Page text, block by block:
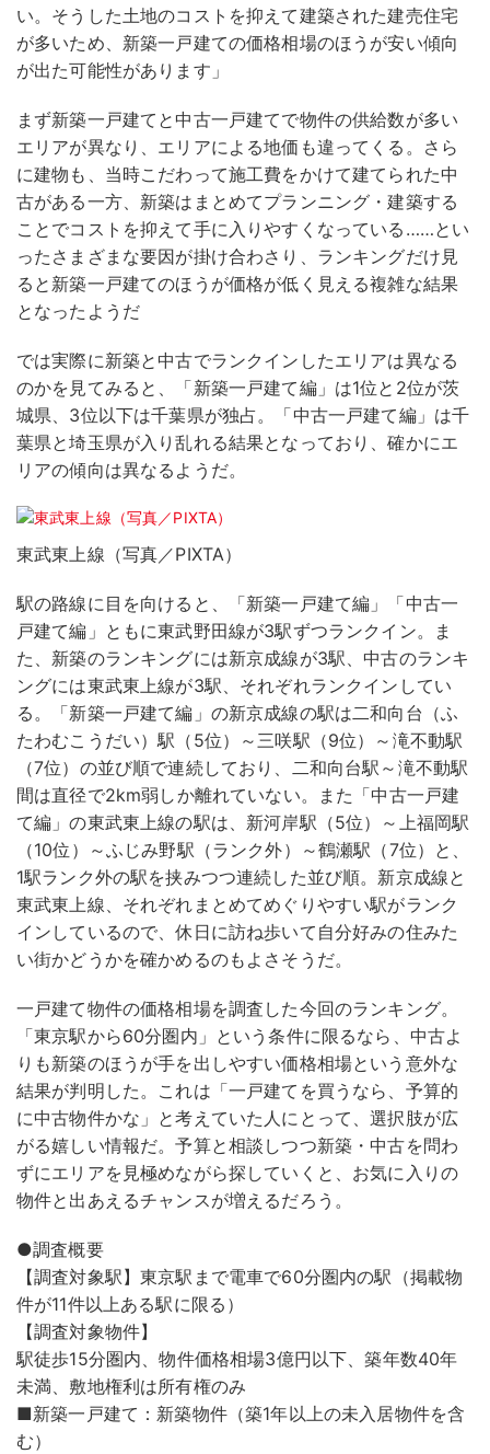
い。そうした土地のコストを抑えて建築された建売住宅
が多いため、新築一戸建ての価格相場のほうが安い傾向
が出た可能性があります」
まず新築一戸建てと中古一戸建てで物件の供給数が多い
エリアが異なり、エリアによる地価も違ってくる。さら
に建物も、当時こだわって施工費をかけて建てられた中
古がある一方、新築はまとめてプランニング・建築する
ことでコストを抑えて手に入りやすくなっている……とい
ったさまざまな要因が掛け合わさり、ランキングだけ見
ると新築一戸建てのほうが価格が低く見える複雑な結果
となったようだ
では実際に新築と中古でランクインしたエリアは異なる
のかを見てみると、「新築一戸建て編」は1位と2位が茨
城県、3位以下は千葉県が独占。「中古一戸建て編」は千
葉県と埼玉県が入り乱れる結果となっており、確かにエ
リアの傾向は異なるようだ。
東武東上線（写真／PIXTA）
駅の路線に目を向けると、「新築一戸建て編」「中古一
戸建て編」ともに東武野田線が3駅ずつランクイン。ま
た、新築のランキングには新京成線が3駅、中古のランキ
ングには東武東上線が3駅、それぞれランクインしてい
る。「新築一戸建て編」の新京成線の駅は二和向台（ふ
たわむこうだい）駅（5位）～三咲駅（9位）～滝不動駅
（7位）の並び順で連続しており、二和向台駅～滝不動駅
間は直径で2km弱しか離れていない。また「中古一戸建
て編」の東武東上線の駅は、新河岸駅（5位）～上福岡駅
（10位）～ふじみ野駅（ランク外）～鶴瀬駅（7位）と、
1駅ランク外の駅を挟みつつ連続した並び順。新京成線と
東武東上線、それぞれまとめてめぐりやすい駅がランク
インしているので、休日に訪ね歩いて自分好みの住みた
い街かどうかを確かめるのもよさそうだ。
一戸建て物件の価格相場を調査した今回のランキング。
「東京駅から60分圏内」という条件に限るなら、中古よ
りも新築のほうが手を出しやすい価格相場という意外な
結果が判明した。これは「一戸建てを買うなら、予算的
に中古物件かな」と考えていた人にとって、選択肢が広
がる嬉しい情報だ。予算と相談しつつ新築・中古を問わ
ずにエリアを見極めながら探していくと、お気に入りの
物件と出あえるチャンスが増えるだろう。
●調査概要
【調査対象駅】東京駅まで電車で60分圏内の駅（掲載物
件が11件以上ある駅に限る）
【調査対象物件】
駅徒歩15分圏内、物件価格相場3億円以下、築年数40年
未満、敷地権利は所有権のみ
■新築一戸建て：新築物件（築1年以上の未入居物件を含
む）